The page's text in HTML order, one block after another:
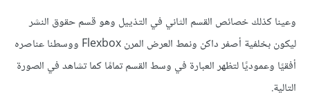
وعينا كذلك خصائص القسم الثاني في التذييل وهو قسم حقوق النشر
ليكون بخلفية أصفر داكن ونمط العرض المرن Flexbox ووسطنا عناصره
أفقيًا وعموديًا لتظهر العبارة في وسط القسم تمامًا كما تشاهد في الصورة
التالية.